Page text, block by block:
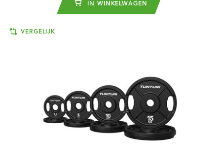
IN WINKELWAGEN
VERGELIJK